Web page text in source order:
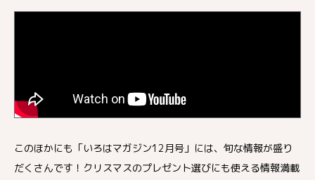
このほかにも「いろはマガジン12月号」には、旬な情報が盛り
だくさんです！クリスマスのプレゼント選びにも使える情報満載